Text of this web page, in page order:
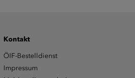
Kontakt
ÖIF-Bestelldienst
Impressum